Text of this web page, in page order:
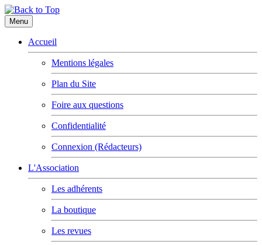
Menu
Accueil
Mentions légales
Plan du Site
Foire aux questions
Confidentialité
Connexion (Rédacteurs)
L'Association
Les adhérents
La boutique
Les revues